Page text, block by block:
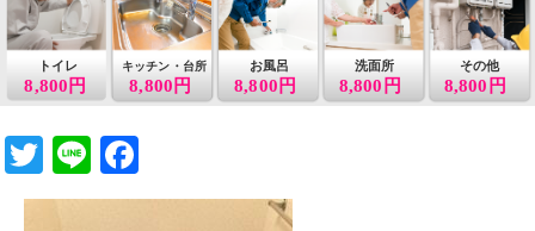
8,800円
トイレ
8,800円
キッチン・台所 お風呂
8,800円
洗面所
8,800円
その他
8,800円
T
wi
Li
n a